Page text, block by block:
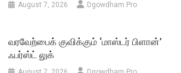
August 7, 2026 Dgowdham Pro
வரவேற்பைக் குவிக்கும் ‘மாஸ்டர் பிளான்’
ஃபர்ஸ்ட் லுக்